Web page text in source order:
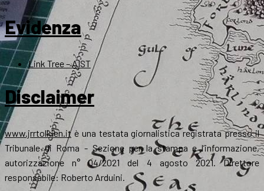
Evidenza
Link Tree – AIST
Disclaimer
www.jrrtolkien.itè una testata giornalistica registrata presso il
Tribunale di Roma - Sezione per la stampa e l’informazione,
autorizzazione n° 04/2021 del 4 agosto 2021. Direttore
responsabile: Roberto Arduini.